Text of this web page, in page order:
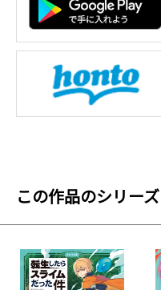
この作品のシリーズ